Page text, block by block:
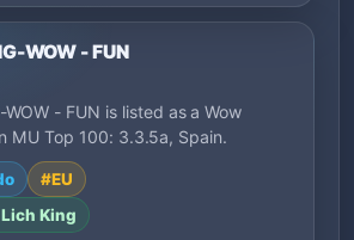
WOW - FUN
WOW - FUN is listed as a Wow
MU Top 100: 3.3.5a, Spain.
#EU
King